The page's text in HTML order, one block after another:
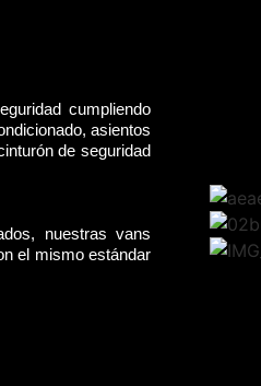
cumpliendo
asientos
de seguridad
nuestras vans
el mismo estándar